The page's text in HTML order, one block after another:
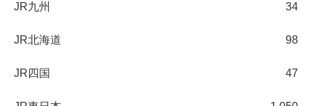
JR九州 34
JR北海道 98
JR四国 47